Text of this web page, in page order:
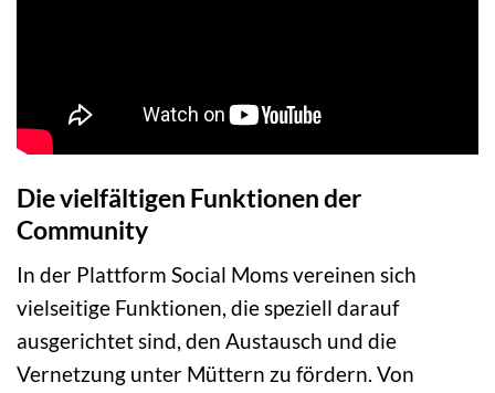
Die vielfältigen Funktionen der
Community
In der Plattform Social Moms vereinen sich
vielseitige Funktionen, die speziell darauf
ausgerichtet sind, den Austausch und die
Vernetzung unter Müttern zu fördern. Von